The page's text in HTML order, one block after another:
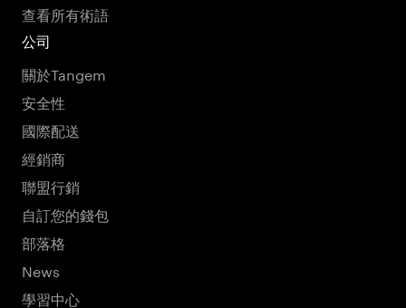
查看所有術語
公司
關於Tangem
安全性
國際配送
經銷商
聯盟行銷
自訂您的錢包
部落格
News
學習中心